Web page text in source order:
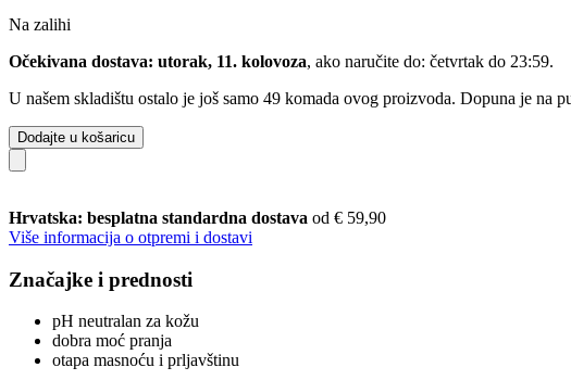
Na zalihi
Očekivana dostava: utorak, 11. kolovoza, ako naručite do: četvrtak do 23:59.
U našem skladištu ostalo je još samo 49 komada ovog proizvoda. Dopuna je na
Dodajte u košaricu
Hrvatska: besplatna standardna dostava od € 59,90
Više informacija o otpremi i dostavi
Značajke i prednosti
pH neutralan za kožu
dobra moć pranja
otapa masnoću i prljavštinu